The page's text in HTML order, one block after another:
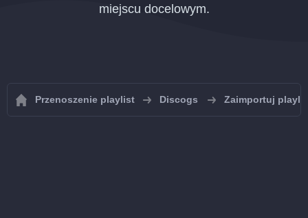
miejscu docelowym.
Przenoszenie playlist Discogs Zaimportuj